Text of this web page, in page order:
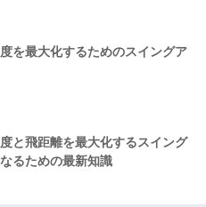
度を最大化するためのスイングア
度と飛距離を最大化するスイング
るための最新知識